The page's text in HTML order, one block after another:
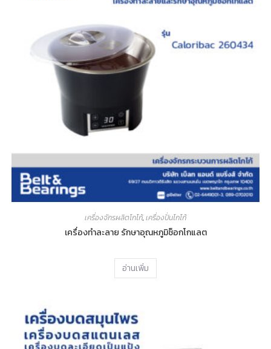
เครื่องจักรผลิตโกโก้,เครื่องปั่นโกโก้
เครื่องทำละลาย รักษาอุณหภูมิช็อกโกแลต
อ่านเพิ่ม